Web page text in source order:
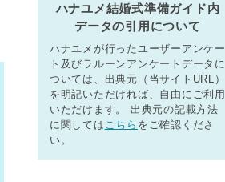
ハナユメ結婚式準備ガイド内
データの引用について
ハナユメが行ったユーザーアンケー
ト及びラルーンアンケートデータに
ついては、出典元（当サイトURL）
を明記いただければ、自由にご利用
いただけます。 出典元の記載方法
に関しては こちら をご確認くださ
い。